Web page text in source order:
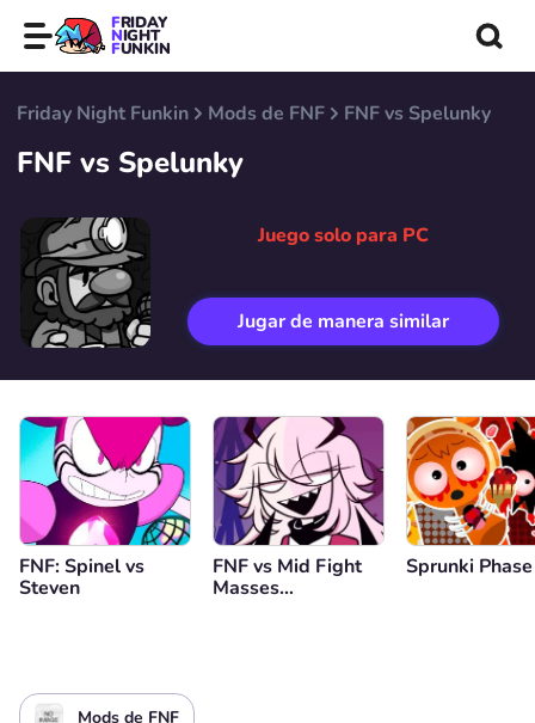
FRIDAY
NIGHT
FUNKIN
Friday Night Funkin Mods de FNF FNF vs Spelunky
FNF vs Spelunky
Juego solo para PC
Jugar de manera similar
FNF: Spinel vs
Steven
FNF vs Mid Fight
Masses
Sprunki
Mods de FNF